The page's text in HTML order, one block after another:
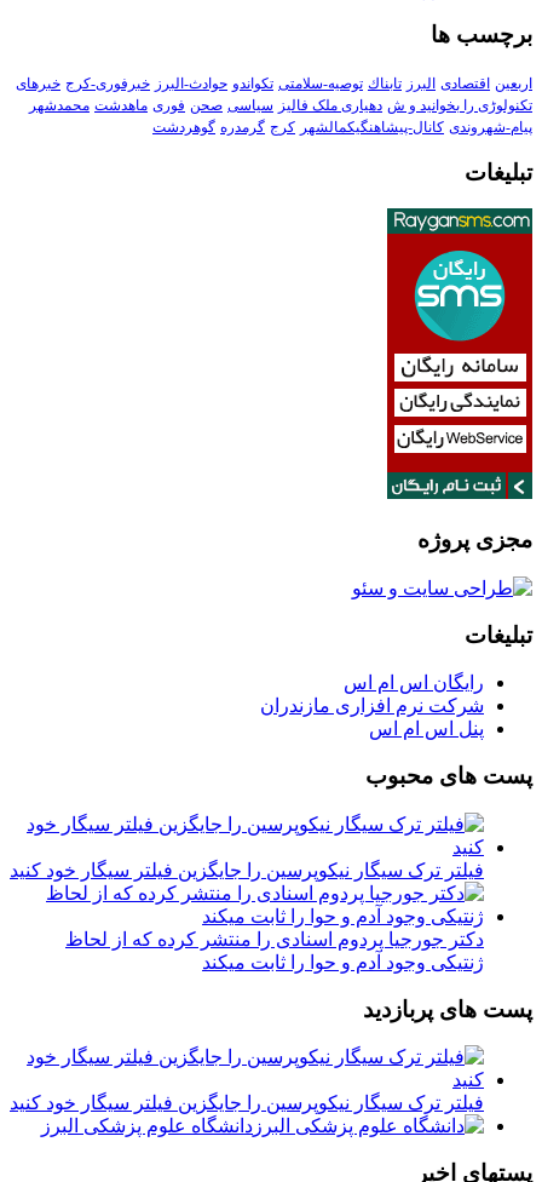
برچسب ها
اربعین اقتصادی البرز تابناك توصیه-سلامتی تکواندو حوادث-البرز خبرفوری-کرج خبرهای
تکنولوڑی را بخوانید و ش دهیاری ملک فالیز سیاسی صحن فوری ماهدشت محمدشهر
پیام-شهروندی کانال-پیشاهنگیکمالشهر کرج گرمدره گوهردشت
تبلیغات
مجزی پروژه
تبلیغات
رایگان اس ام اس
شرکت نرم افزاری مازندران
پنل اس ام اس
پست های محبوب
فیلتر ترک سیگار نیکوپرسین را جایگزین فیلتر سیگار خود کنید
دکتر جورجیا پردوم اسنادی را منتشر کرده که از لحاظ
ژنتیکی وجود آدم و حوا را ثابت میکند
پست های پربازدید
فیلتر ترک سیگار نیکوپرسین را جایگزین فیلتر سیگار خود کنید
دانشگاه علوم پزشکی البرز
پستهای اخیر